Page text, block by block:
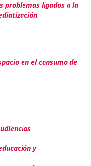
problemas ligados a la
en el consumo de
y